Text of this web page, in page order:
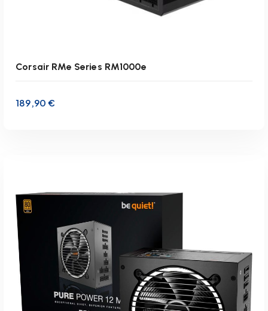
inkl. 19 % MwSt.
zzgl.
Lieferzeit:
IN DEN WARENKORB
Corsair RMe Series RM1000e
189,90€